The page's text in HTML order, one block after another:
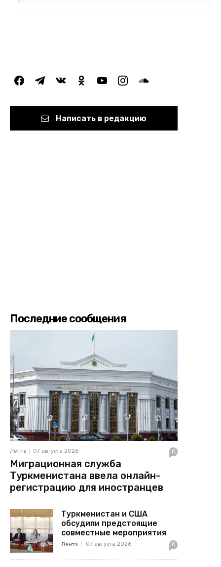
facebooktelegramvkontakteodnoklassniki
youtubeinstagramsoundcloud
Написать в редакцию
Последние сообщения
Лента 07 августа 2026 0
Миграционная служба
Туркменистана ввела онлайн-
регистрацию для иностранцев
Туркменистан и США
обсудили предстоящие
совместные мероприятия
Лента 07 августа 2026 0